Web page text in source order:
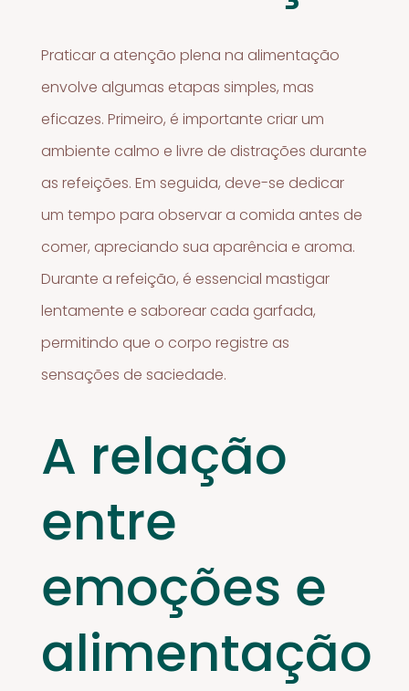
Praticar a atenção plena na alimentação
envolve algumas etapas simples, mas
eficazes. Primeiro, é importante criar um
ambiente calmo e livre de distrações durante
as refeições. Em seguida, deve-se dedicar
um tempo para observar a comida antes de
comer, apreciando sua aparência e aroma.
Durante a refeição, é essencial mastigar
lentamente e saborear cada garfada,
permitindo que o corpo registre as
sensações de saciedade.
A relação
entre
emoções e
alimentação